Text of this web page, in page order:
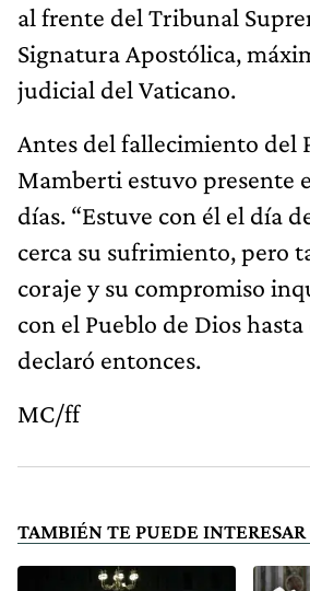
al frente del Tribunal
Signatura Apostólica,
judicial del Vaticano.
Antes del fallecimiento del
Mamberti estuvo presente
días. “Estuve con él el día
cerca su sufrimiento, pero
coraje y su compromiso
con el Pueblo de Dios
declaró entonces.
MC/ff
TAMBIÉN TE PUEDE INTERESAR